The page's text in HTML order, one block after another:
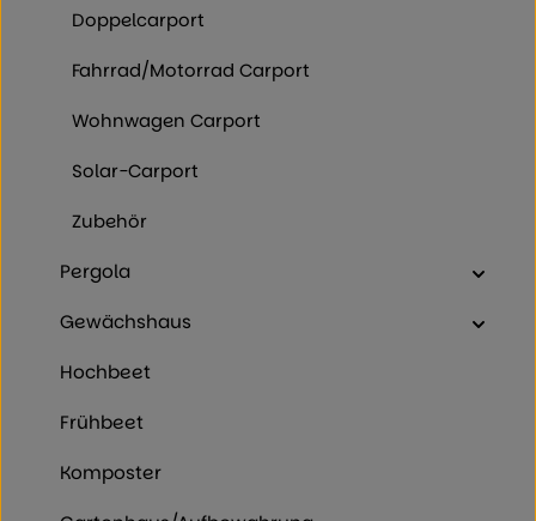
Doppelcarport
Fahrrad/Motorrad Carport
Wohnwagen Carport
Solar-Carport
Zubehör
Pergola
Gewächshaus
Hochbeet
Frühbeet
Komposter